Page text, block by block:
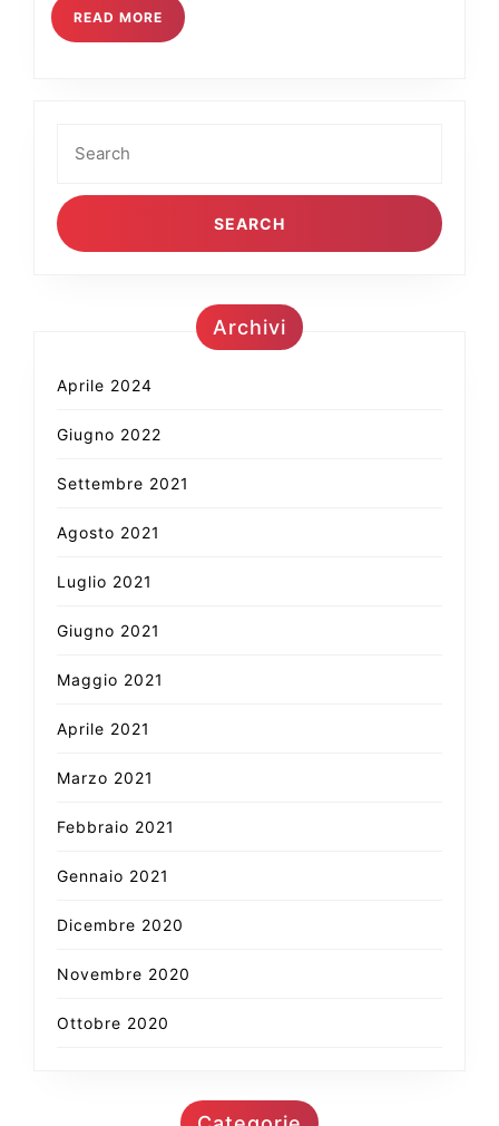
READ MORE READ
MORE
for:
Archivi
Aprile 2024
Giugno 2022
Settembre 2021
Agosto 2021
Luglio 2021
Giugno 2021
Maggio 2021
Aprile 2021
Marzo 2021
Febbraio 2021
Gennaio 2021
Dicembre 2020
Novembre 2020
Ottobre 2020